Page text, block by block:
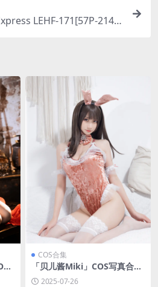
LEHF-171[57P-214.5
COS合集
「贝儿酱Miki」COS写真合集
[持续更新]
2025-07-26